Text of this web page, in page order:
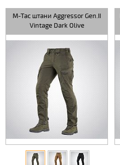
M-Tac штани Aggressor Gen.II
Vintage Dark Olive